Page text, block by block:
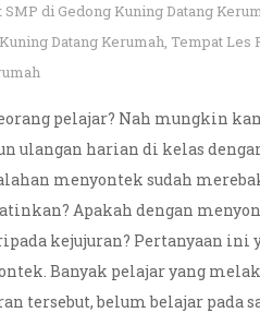
SMP di Gedong Kuning Datang
Datang Kerumah, Tempat Les
pelajar? Nah mungkin
ulangan harian di kelas
menyontek sudah
Apakah dengan
kejujuran? Pertanyaan ini
Banyak pelajar yang
tersebut, belum belajar pada